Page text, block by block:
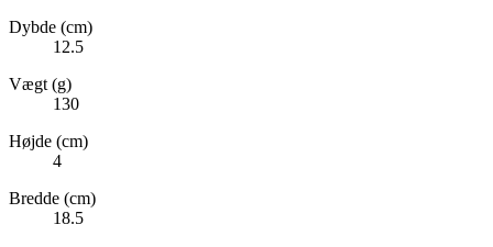
Dybde (cm)
12.5
Vægt (g)
130
Højde (cm)
4
Bredde (cm)
18.5